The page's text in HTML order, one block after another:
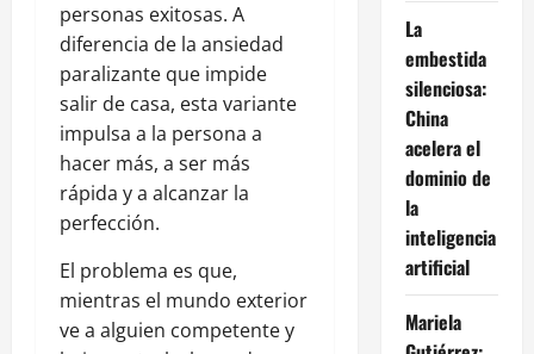
personas exitosas. A
diferencia de la ansiedad
paralizante que impide
salir de casa, esta variante
impulsa a la persona a
hacer más, a ser más
rápida y a alcanzar la
perfección.
El problema es que,
mientras el mundo exterior
ve a alguien competente y
La
embestida
silenciosa:
China
acelera el
dominio de
la
inteligencia
artificial
Mariela